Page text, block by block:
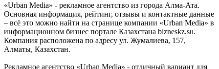
«Urban Media» - рекламное агентство из города Алма-Ата.
Основная информация, рейтинг, отзывы и контактные данные
– всё это можно найти на странице компании «Urban Media» в
информационном бизнес портале Казахстана bizneskz.su.
Компания расположена по адресу ул. Жумалиева, 157,
Алматы, Казахстан.
Рекламное агентство «Urban Media» - отличный вариант для